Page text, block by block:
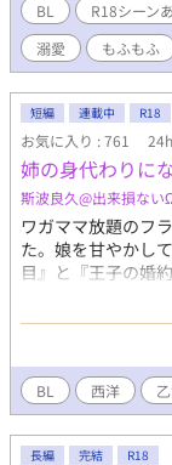
BL R18シーン
溺愛
もふもふ
短編 連載中 R18
お気に入り : 761
姉の身代わりに
斯波良久@出来損ない
ワガママ放題のフ
た。娘を甘やかし
目』と『王子の婚
捜索を開始した。
の弟、ジャックは
ることとなった
んど担っていない
※3.2019年09月頃
BL 西洋
長編 完結 R18